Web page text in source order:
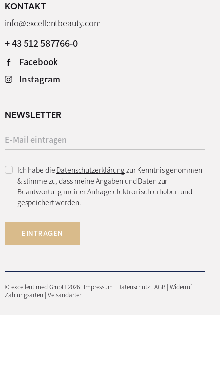
KONTAKT
info@excellentbeauty.com
+ 43 512 587766-0
Facebook
Instagram
NEWSLETTER
Ich habe die Datenschutzerklärung zur Kenntnis genommen
& stimme zu, dass meine Angaben und Daten zur
Beantwortung meiner Anfrage elektronisch erhoben und
gespeichert werden.
EINTRAGEN
© excellent med GmbH 2026 | Impressum | Datenschutz | AGB | Widerruf |
Zahlungsarten | Versandarten